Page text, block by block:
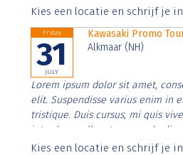
Aenean faucibus nibh et justo
Kies een locatie en schrijf je
Friday
31
JULY
Kawasaki Promo
Alkmaar (NH)
Lorem ipsum dolor sit amet,
elit. Suspendisse varius enim in
tristique. Duis cursus, mi quis
interdum nulla, ut commodo
Aenean faucibus nibh et justo
Kies een locatie en schrijf je